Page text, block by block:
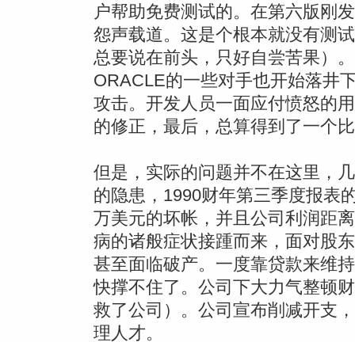
户帮助免费测试的。在第六版刚
怨声载道。这是个根本就没有测
总要说在前头，只好自尝苦果）
ORACLE的一些对手也开始落井
攻击。开发人员一面应付愤怒的
的修正，最后，总算得到了一个
但是，实际的问题并不在这里，
的隐患，1990财年第三季度报表
万美元的坏帐，并且公司利润距
病的诸般症状接踵而来，面对股
甚至面临破产。一度靠贷款来维
快撑不住了。公司下大力气整顿
救了公司）。公司宣布削减开支
理人才。